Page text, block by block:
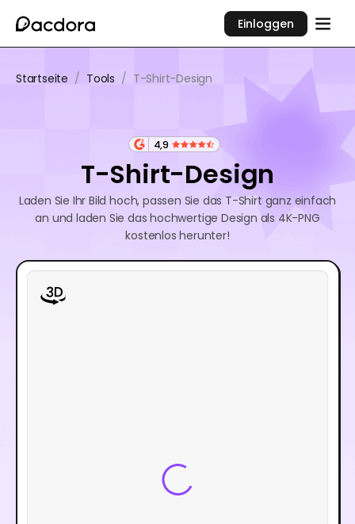
Einloggen
Startseite / Tools / T-Shirt-Design
4,9
T-Shirt-Design
Laden Sie Ihr Bild hoch, passen Sie das T-Shirt ganz einfach
an und laden Sie das hochwertige Design als 4K-PNG
kostenlos herunter!